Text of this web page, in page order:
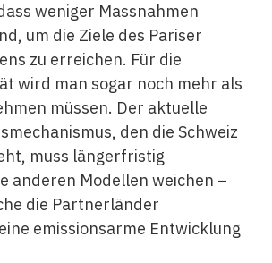
weniger Massnahmen
um die Ziele des Pariser
zu erreichen. Für die
wird man sogar noch mehr als
müssen. Der aktuelle
den die Schweiz
muss längerfristig
anderen Modellen weichen –
die Partnerländer
emissionsarme Entwicklung